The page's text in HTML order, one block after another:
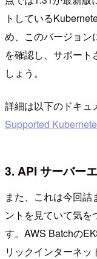
トしている
め、このバージョン
を確認し、サポート
しょう。
詳細は以下のドキュ
Supported
3. API サーバー
また、これは今回
ントを見ていて気を
す。AWS Batchの
リックインターネ